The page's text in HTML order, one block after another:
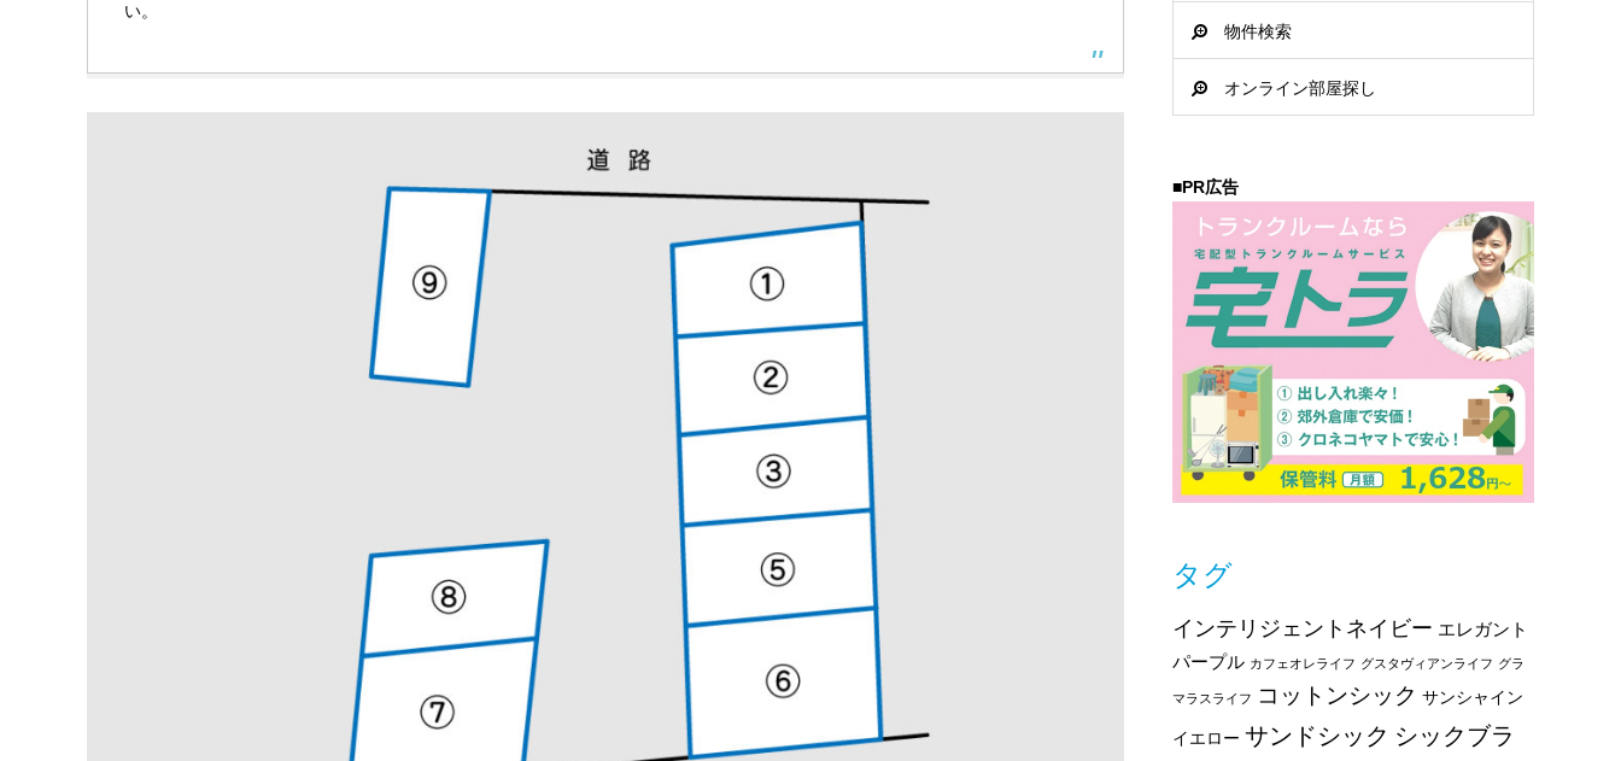
い。
物件検索
オンライン部屋探し
■PR広告
タグ
インテリジェントネイビー エレガント
パープル カフェオレライフ グスタヴィアンライフ グラ
マラスライフ コットンシック サンシャイン
イエロー サンドシック シックブラ